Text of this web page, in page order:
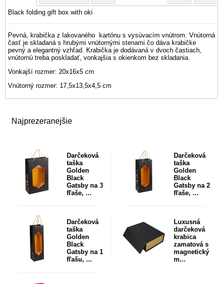
Najprezeranejšie
Darčeková
taška
Golden
Black
Gatsby na 3
fľaše, ...
Darčeková
taška
Golden
Black
Gatsby na 2
fľaše, ...
Darčeková
taška
Golden
Black
Gatsby na 1
fľašu, ...
Luxusná
darčeková
krabica
zamatová s
magnetický
m...
Black folding gift box with oki
Pevná, krabička z lakovaného kartónu s vysúvacím vnútrom. Vnútorná
časť je skladaná s hrubými vnútornými stenami čo dáva krabičke
pevný a elegantný vzhľad. Krabička je dodávaná v dvoch častiach,
vnútornú treba poskladať, vonkajšia s okienkom bez skladania.
Vonkajší rozmer: 20x16x5 cm
Vnútorný rozmer: 17,5x13,5x4,5 cm